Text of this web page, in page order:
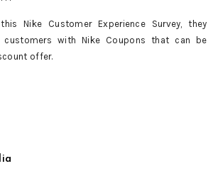
Nike Customer Experience Survey, they
customers with Nike Coupons that can be
offer.